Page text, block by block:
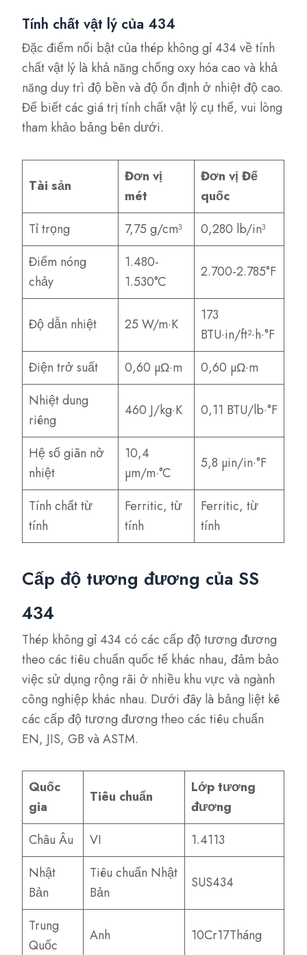
Tính chất vật lý của 434
Đặc điểm nổi bật của thép không gỉ 434 về tính
chất vật lý là khả năng chống oxy hóa cao và khả
năng duy trì độ bền và độ ổn định ở nhiệt độ cao.
Để biết các giá trị tính chất vật lý cụ thể, vui lòng
tham khảo bảng bên dưới.
Tài sản
Đơn vị
mét
Đơn vị Đế
quốc
Tỉ trọng
7,75 g/cm³
0,280 lb/in³
Điểm nóng
chảy
1.480-
1.530°C
2.700-2.785°F
Độ dẫn nhiệt 25 W/m·K
173
BTU·in/ft²·h·°F
Điện trở suất
0,60 µΩ·m
0,60 µΩ·m
Nhiệt dung
riêng
460 J/kg·K 0,11 BTU/lb·°F
Hệ số giãn nở
nhiệt
10,4
µm/m·°C
5,8 µin/in·°F
Tính chất từ
tính
Ferritic, từ
tính
Ferritic, từ
tính
Cấp độ tương đương của SS
434
Thép không gỉ 434 có các cấp độ tương đương
theo các tiêu chuẩn quốc tế khác nhau, đảm bảo
việc sử dụng rộng rãi ở nhiều khu vực và ngành
công nghiệp khác nhau. Dưới đây là bảng liệt kê
các cấp độ tương đương theo các tiêu chuẩn
EN, JIS, GB và ASTM.
Quốc
gia
Tiêu chuẩn
Lớp tương
đương
Châu Âu
VI
1.4113
Nhật
Bản
Tiêu chuẩn Nhật
Bản
SUS434
Trung
Quốc
Anh 10Cr17Tháng